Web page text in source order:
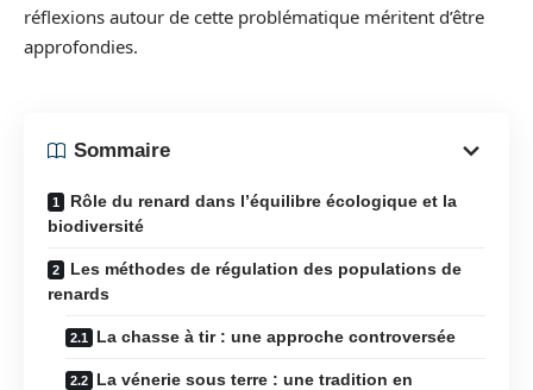
réflexions autour de cette problématique méritent d’être
approfondies.
Sommaire
Rôle du renard dans l’équilibre écologique et la
biodiversité
Les méthodes de régulation des populations de
renards
La chasse à tir : une approche controversée
La vénerie sous terre : une tradition en